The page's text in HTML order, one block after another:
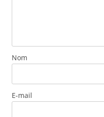
Nom
E-mail